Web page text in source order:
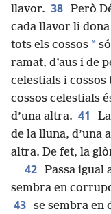
llavor. 38 Però
cada llavor li
tots els cossos *
ramat, d’aus i de
celestials i
cossos celestials
d’una altra. 41
de la lluna, d’una
altra. De fet, la
42 Passa igual
sembra en
43 se sembra en